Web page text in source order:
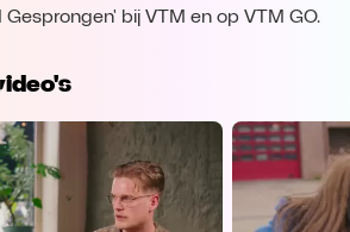
Gesprongen' bij VTM en op VTM GO.